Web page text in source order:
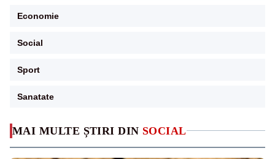
MAI MULTE ȘTIRI DIN SOCIAL
Economie
Social
Sport
Sanatate